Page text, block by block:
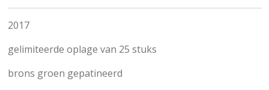
2017
gelimiteerde oplage van 25 stuks
brons groen gepatineerd